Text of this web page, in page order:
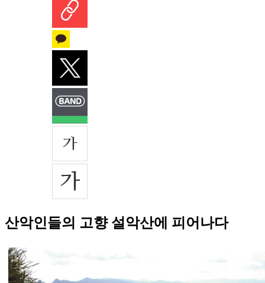
산악인들의 고향 설악산에 피어나다